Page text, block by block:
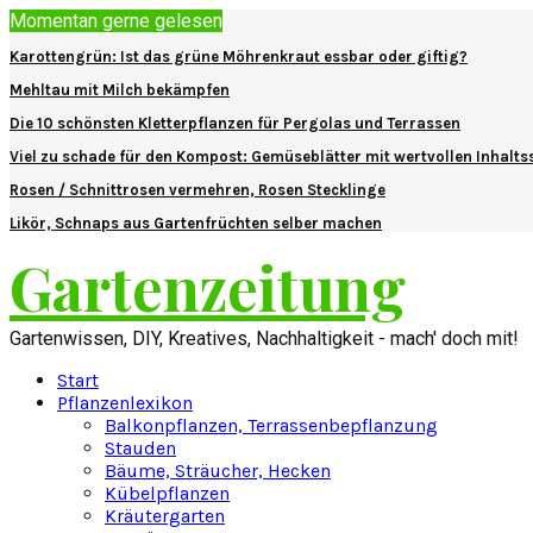
Momentan gerne gelesen
Karottengrün: Ist das grüne Möhrenkraut essbar oder giftig?
Mehltau mit Milch bekämpfen
Die 10 schönsten Kletterpflanzen für Pergolas und Terrassen
Viel zu schade für den Kompost: Gemüseblätter mit wertvollen
Rosen / Schnittrosen vermehren, Rosen Stecklinge
Likör, Schnaps aus Gartenfrüchten selber machen
Gartenzeitung
Gartenwissen, DIY, Kreatives, Nachhaltigkeit - mach' doch mit!
Start
Pflanzenlexikon
Balkonpflanzen, Terrassenbepflanzung
Stauden
Bäume, Sträucher, Hecken
Kübelpflanzen
Kräutergarten